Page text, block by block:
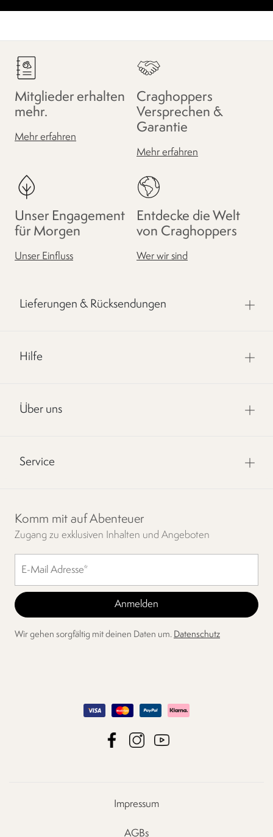
Mitglieder erhalten
mehr.
Mehr erfahren
Craghoppers
Versprechen &
Garantie
Mehr erfahren
Unser Engagement
für Morgen
Unser Einfluss
Entdecke die Welt
von Craghoppers
Wer wir sind
Lieferungen & Rücksendungen
Hilfe
Über uns
Service
Komm mit auf Abenteuer
Zugang zu exklusiven Inhalten und Angeboten
Wir gehen sorgfältig mit deinen Daten um. Datenschutz
Impressum
AGBs